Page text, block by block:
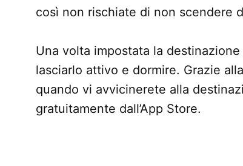
così non rischiate di non scendere
Una volta impostata la
lasciarlo attivo e dormire. Grazie
quando vi avvicinerete alla
gratuitamente dall’App Store.